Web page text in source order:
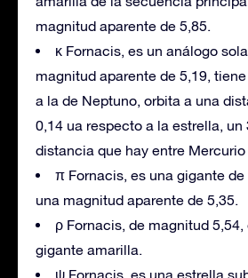
magnitud aparente de 5,85.
κ Fornacis, es un análogo
magnitud aparente de 5,19,
a la de Neptuno, orbita a una
0,14 ua respecto a la estrella, un
distancia que hay entre Mercurio
π Fornacis, es una gigante
una magnitud aparente de 5,35.
ρ Fornacis, de magnitud
gigante amarilla.
ψ Fornacis, es una estrella